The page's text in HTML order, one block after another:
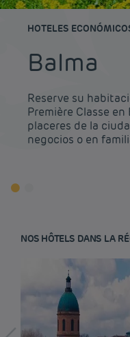
HOTELES
Balma
Reserve su
Première Classe
placeres de la
negocios o en
NOS HÔTELS DANS LA